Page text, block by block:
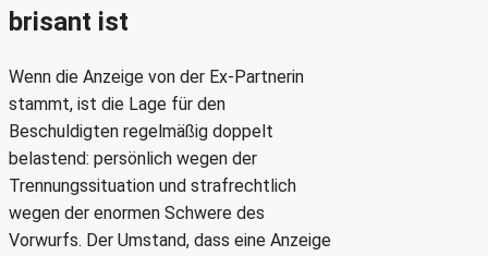
brisant ist
Wenn die Anzeige von der Ex-Partnerin
stammt, ist die Lage für den
Beschuldigten regelmäßig doppelt
belastend: persönlich wegen der
Trennungssituation und strafrechtlich
wegen der enormen Schwere des
Vorwurfs. Der Umstand, dass eine Anzeige